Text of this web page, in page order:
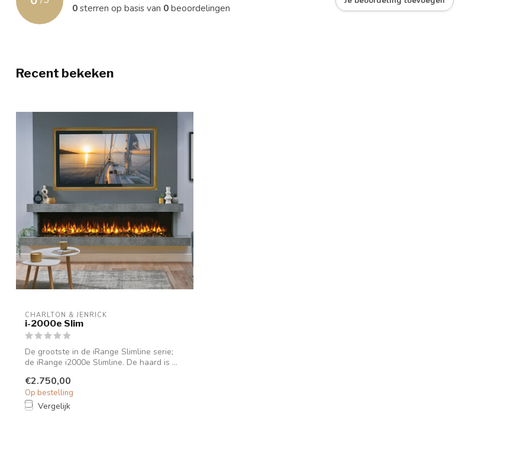
0sterren op basis van 0beoordelingen
Recent bekeken
CHARLTON & JENRICK
i-2000e Slim
De grootste in de iRange Slimline serie;
de iRange i2000e Slimline. De haard is ...
€2.750,00
Op bestelling
Vergelijk